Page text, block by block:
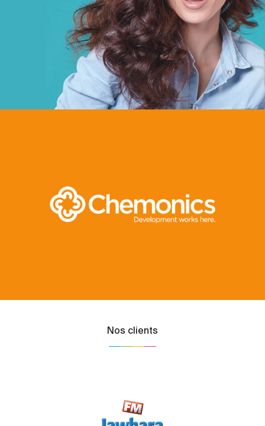
Nos clients